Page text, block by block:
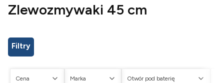
Zlewozmywaki 45 cm
Filtry
Cena Marka Otwór pod baterię